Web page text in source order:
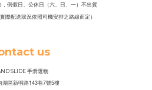
例假日、公休日（六、日、一）不出貨
際配送狀況依照司機安排之路線而定）
us
SLIDE 手滑選物
湖區新明路143巷7號5樓